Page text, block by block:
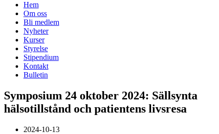
Hem
Om oss
Bli medlem
Nyheter
Kurser
Styrelse
Stipendium
Kontakt
Bulletin
Symposium 24 oktober 2024: Sällsynta
hälsotillstånd och patientens livsresa
2024-10-13